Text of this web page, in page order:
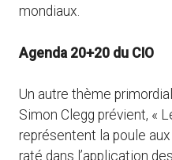
mondiaux.
Agenda 20+20 du CIO
Un autre thème
Simon Clegg prévient, «
représentent la poule
raté dans l’application